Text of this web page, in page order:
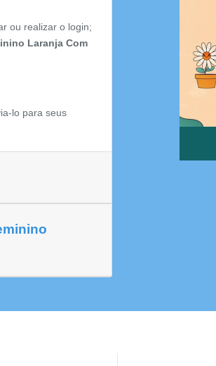
ou realizar o login;
Laranja Com
lo para seus